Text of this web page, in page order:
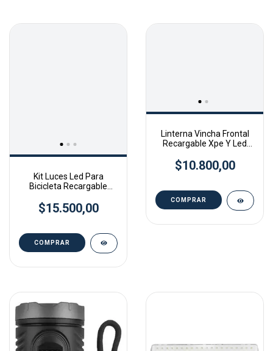
Kit Luces Led Para
Bicicleta Recargable
$15.500,00
Linterna Vincha Frontal
Recargable Xpe Y Led
$10.800,00